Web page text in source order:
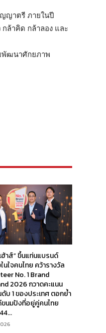
ญาตรี ภายในปี
ล้าคิด กล้าลอง และ
พัฒนาศักยภาพ
ฮ้าส์” ขึ้นแท่นแบรนด์
นใจคนไทย คว้ารางวัล
No. 1 Brand
2026 กวาดคะแนน
บ 1 ของประเทศ ตอกย้ำ
นมปังที่อยู่คู่คนไทย